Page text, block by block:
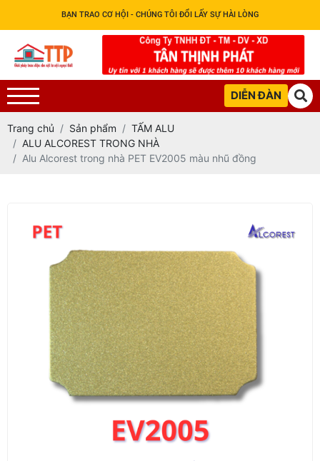
BẠN TRAO CƠ HỘI - CHÚNG TÔI ĐỔI LẤY SỰ HÀI LÒNG
DIỄN ĐÀN
Trang chủ Sản phẩm
TẤM ALU
ALU ALCOREST TRONG NHÀ
Alu Alcorest trong nhà PET EV2005 màu nhũ đồng